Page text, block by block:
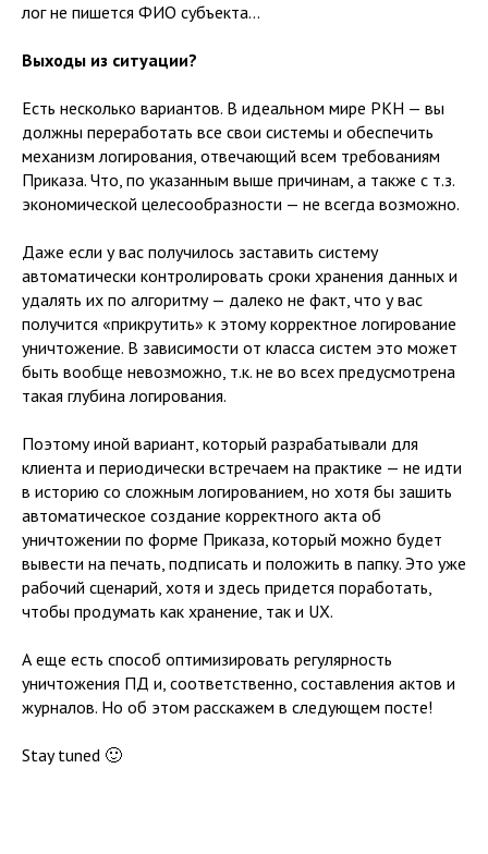
лог не пишется ФИО субъекта…
Выходы из ситуации?
Есть несколько вариантов. В идеальном мире РКН — вы
должны переработать все свои системы и обеспечить
механизм логирования, отвечающий всем требованиям
Приказа. Что, по указанным выше причинам, а также с т.з.
экономической целесообразности — не всегда возможно.
Даже если у вас получилось заставить систему
автоматически контролировать сроки хранения данных и
удалять их по алгоритму — далеко не факт, что у вас
получится «прикрутить» к этому корректное логирование
уничтожение. В зависимости от класса систем это может
быть вообще невозможно, т.к. не во всех предусмотрена
такая глубина логирования.
Поэтому иной вариант, который разрабатывали для
клиента и периодически встречаем на практике — не идти
в историю со сложным логированием, но хотя бы зашить
автоматическое создание корректного акта об
уничтожении по форме Приказа, который можно будет
вывести на печать, подписать и положить в папку. Это уже
рабочий сценарий, хотя и здесь придется поработать,
чтобы продумать как хранение, так и UX.
А еще есть способ оптимизировать регулярность
уничтожения ПД и, соответственно, составления актов и
журналов. Но об этом расскажем в следующем посте!
Stay tuned 🙂